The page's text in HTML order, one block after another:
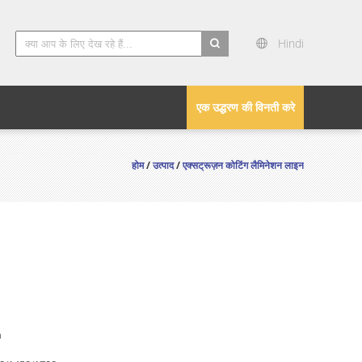
Hindi
एक उद्धरण की विनती करे
होम/उत्पाद/एक्सट्रूज़न कोटिंग लैमिनेशन लाइन